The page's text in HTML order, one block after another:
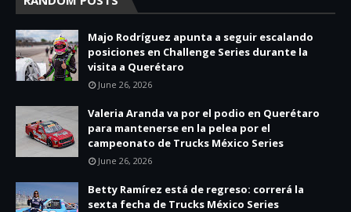
Majo Rodríguez apunta a seguir escalando
posiciones en Challenge Series durante la
visita a Querétaro
June 26, 2026
Valeria Aranda va por el podio en Querétaro
para mantenerse en la pelea por el
campeonato de Trucks México Series
June 26, 2026
Betty Ramírez está de regreso: correrá la
sexta fecha de Trucks México Series